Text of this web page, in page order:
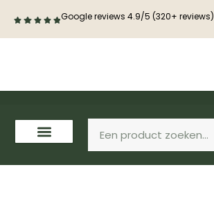
Google reviews 4.9/5 (320+ reviews)